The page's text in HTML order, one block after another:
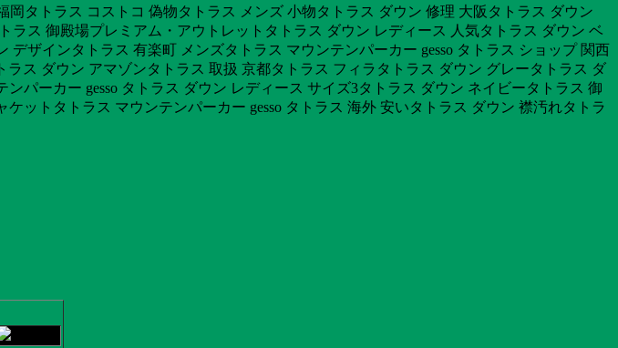
タトラス コストコ 偽物タトラス メンズ 小物タトラス ダウン 修理 大阪タトラス ダウン
ス 御殿場プレミアム・アウトレットタトラス ダウン レディース 人気タトラス ダウン ベ
ザインタトラス 有楽町 メンズタトラス マウンテンパーカー gesso タトラス ショップ 関西
ス ダウン アマゾンタトラス 取扱 京都タトラス フィラタトラス ダウン グレータトラス ダ
パーカー gesso タトラス ダウン レディース サイズ3タトラス ダウン ネイビータトラス 御
ットタトラス マウンテンパーカー gesso タトラス 海外 安いタトラス ダウン 襟汚れタトラ